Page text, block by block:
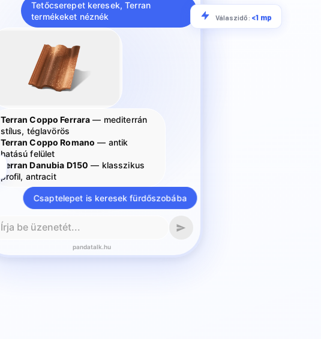
Válaszidő: <1 mp
Terran Coppo Romano— antik
hatású felület
Terran Danubia D150— klasszikus
profil, antracit
Csaptelepet is keresek fürdőszobába
pandatalk.hu